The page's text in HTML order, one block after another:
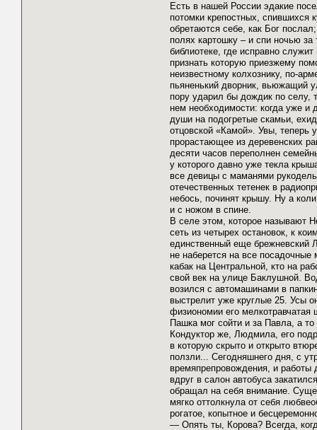
Есть в нашей России эдакие
потомки крепостных, спившихся
обретаются себе, как Бог
полях картошку – и спи ночью
библиотеке, где исправно
признать которую приезжему
неизвестному колхознику, по-
пьяненький дворник, вьюжащий
пору ударил бы дождик по селу,
нем необходимости: когда уже и
души на подогретые скамьи,
отцовской «Камой». Увы,
прорастающее из деревенских
десяти часов переполнен
у которого давно уже текла
все девицы с маманями
отечественных тетенек в
небось, починят крышу. Ну а
и с ножом в спине.
В селе этом, которое называют
сеть из четырех остановок, к
единственный еще брежневский
не наберется на все посадочные
кабак на Центральной, кто на
свой век на улице Баклушной.
возился с автомашинами в
выстрелит уже круглые 25. Усы
физиономии его мелкотравчатая
Пашка мог сойти и за Павла, а
Кондуктор же, Людмила, его
в которую скрыто и открыто
ползли... Сегодняшнего дня, с
времяпрепровождения, и
вдруг в салон автобуса
обращал на себя внимание.
мягко оттолкнула от себя
рогатое, копытное и
— Опять ты, Корова? Всегда,